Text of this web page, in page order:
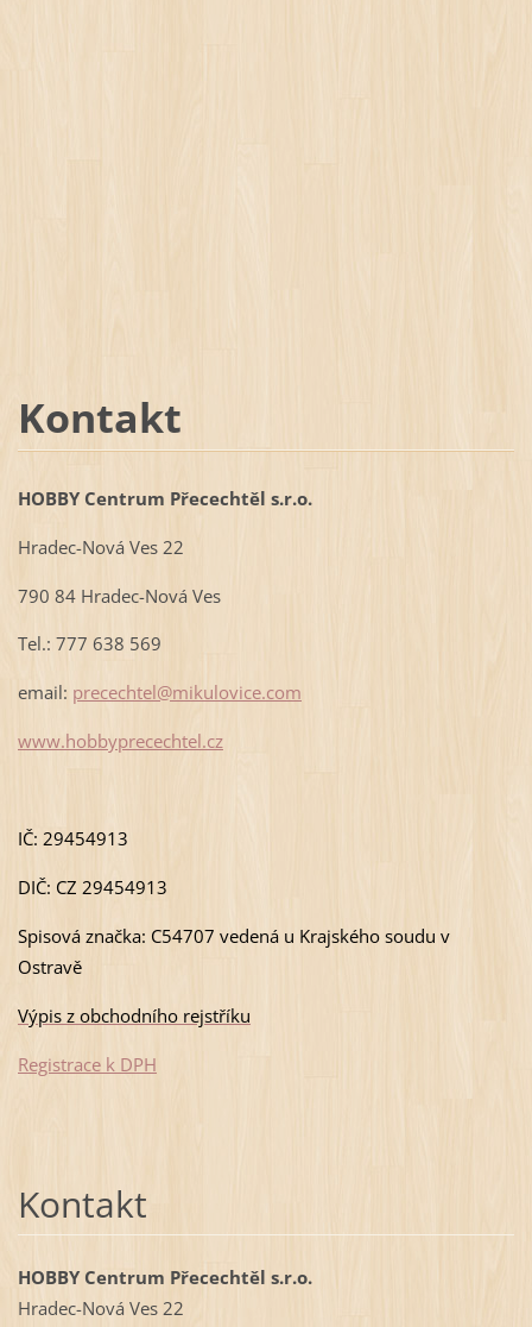
Kontakt
HOBBY Centrum Přecechtěl s.r.o.
Hradec-Nová Ves 22
790 84 Hradec-Nová Ves
Tel.: 777 638 569
email: precechtel@mikulovice.com
www.hobbyprecechtel.cz
IČ: 29454913
DIČ: CZ 29454913
Spisová značka: C54707 vedená u Krajského soudu v
Ostravě
Výpis z obchodního rejstříku
Registrace k DPH
Kontakt
HOBBY Centrum Přecechtěl s.r.o.
Hradec-Nová Ves 22